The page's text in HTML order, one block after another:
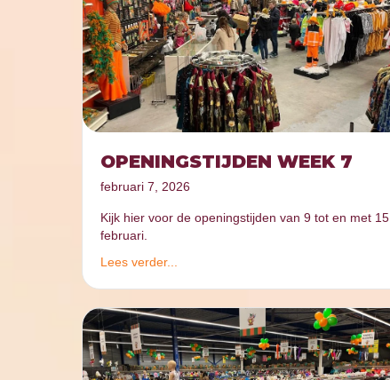
OPENINGSTIJDEN WEEK 7
februari 7, 2026
Kijk hier voor de openingstijden van 9 tot en met 15
februari.
Lees verder...